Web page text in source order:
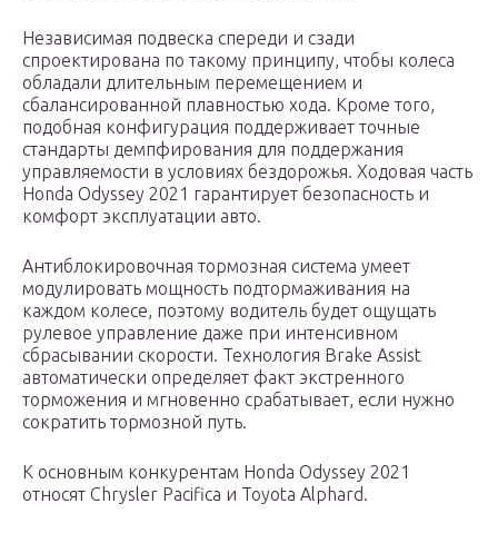
Независимая подвеска спереди и сзади
спроектирована по такому принципу, чтобы колеса
обладали длительным перемещением и
сбалансированной плавностью хода. Кроме того,
подобная конфигурация поддерживает точные
стандарты демпфирования для поддержания
управляемости в условиях бездорожья. Ходовая часть
Honda Odyssey 2021 гарантирует безопасность и
комфорт эксплуатации авто.
Антиблокировочная тормозная система умеет
модулировать мощность подтормаживания на
каждом колесе, поэтому водитель будет ощущать
рулевое управление даже при интенсивном
сбрасывании скорости. Технология Brake Assist
автоматически определяет факт экстренного
торможения и мгновенно срабатывает, если нужно
сократить тормозной путь.
К основным конкурентам Honda Odyssey 2021
относят Chrysler Pacifica и Toyota Alphard.